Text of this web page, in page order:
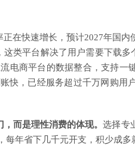
在快速增长，预计2027年国
类平台解决了用户需要下载多
电商平台的数据整合，支持一
快，已经服务超过千万网购用
，而是理性消费的体现。选择专
年省下几千元开支，积少成多